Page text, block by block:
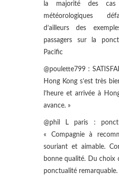
la majorité des cas
météorologiques
d’ailleurs des
passagers sur la
Pacific
@poulette799 :
Hong Kong s’est très
l’heure et arrivée à
avance. »
@phil L paris :
« Compagnie à
souriant et aimable.
bonne qualité. Du choix
ponctualité remarquable.